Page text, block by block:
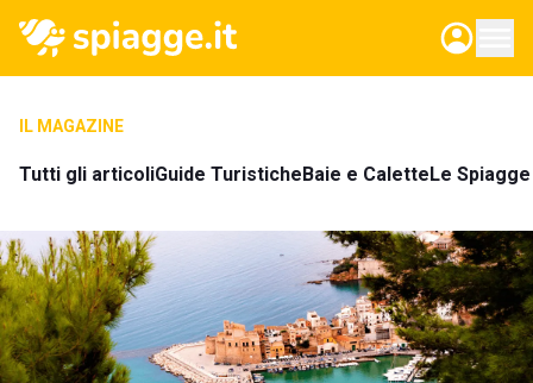
IL MAGAZINE
Tutti gli articoliGuide TuristicheBaie e CaletteLe